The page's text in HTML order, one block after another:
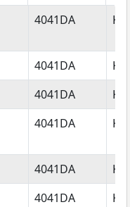
Postcode
4041DA
4041DA
4041DA
4041DA
4041DA
4041DA